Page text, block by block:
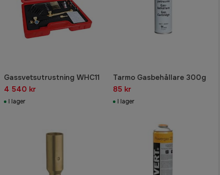
Gassvetsutrustning WHC11
4 540 kr
I lager
Tarmo Gasbehållare 300g
85 kr
I lager